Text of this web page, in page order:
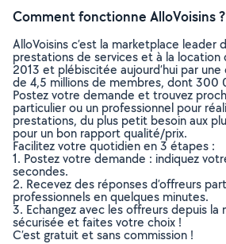
Comment fonctionne AlloVoisins ?
AlloVoisins c’est la marketplace leader
prestations de services et à la
2013 et plébiscitée aujourd’hui par
de 4,5 millions de membres, dont 300
Postez votre demande et trouvez
particulier ou un professionnel pour
prestations, du plus petit besoin aux
pour un bon rapport qualité/prix.
Facilitez votre quotidien en 3 étapes :
1. Postez votre demande : indiquez
secondes.
2. Recevez des réponses d’offreurs
professionnels en quelques minutes.
3. Echangez avec les offreurs depuis
sécurisée et faites votre choix !
C’est gratuit et sans commission !